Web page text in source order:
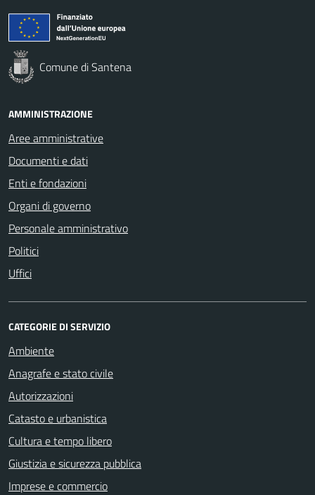
Comune di Santena
AMMINISTRAZIONE
Aree amministrative
Documenti e dati
Enti e fondazioni
Organi di governo
Personale amministrativo
Politici
Uffici
CATEGORIE DI SERVIZIO
Ambiente
Anagrafe e stato civile
Autorizzazioni
Catasto e urbanistica
Cultura e tempo libero
Giustizia e sicurezza pubblica
Imprese e commercio